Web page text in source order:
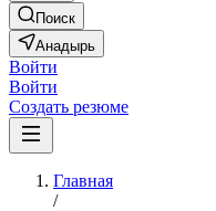
Поиск
Анадырь
Войти
Войти
Создать резюме
Главная
/